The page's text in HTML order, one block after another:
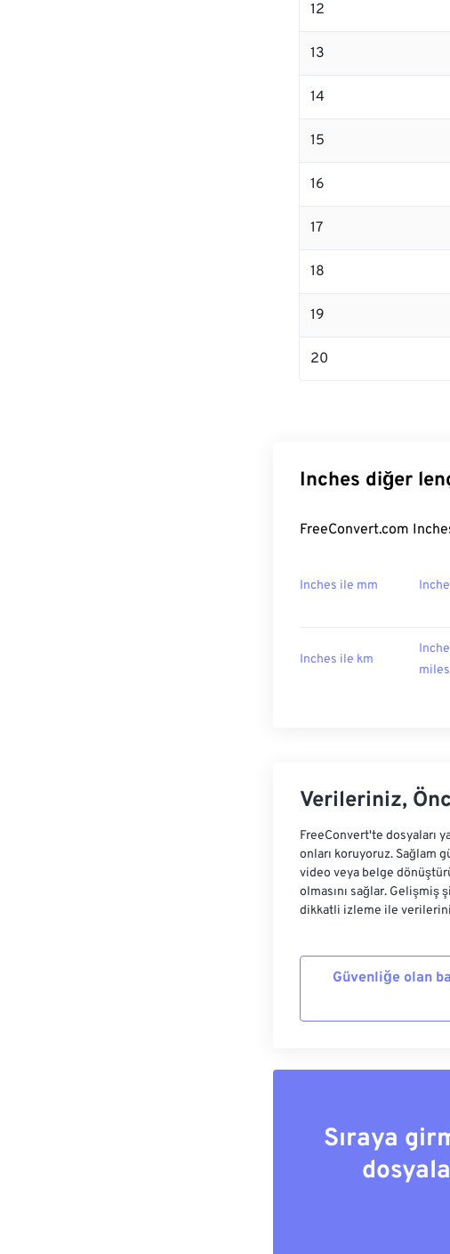
12
13
14
15
16
17
18
19
20
Inches diğer
FreeConvert.com
Inches ile mm
Inches ile km
miles
Verileriniz,
FreeConvert'te dosyaları
onları koruyoruz. Sağlam
video veya belge
olmasını sağlar.
dikkatli izleme ile
Güvenliğe olan
Sıraya